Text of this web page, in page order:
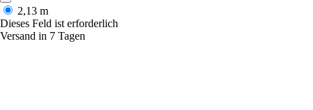
2,13 m
Dieses Feld ist erforderlich
Versand in 7 Tagen